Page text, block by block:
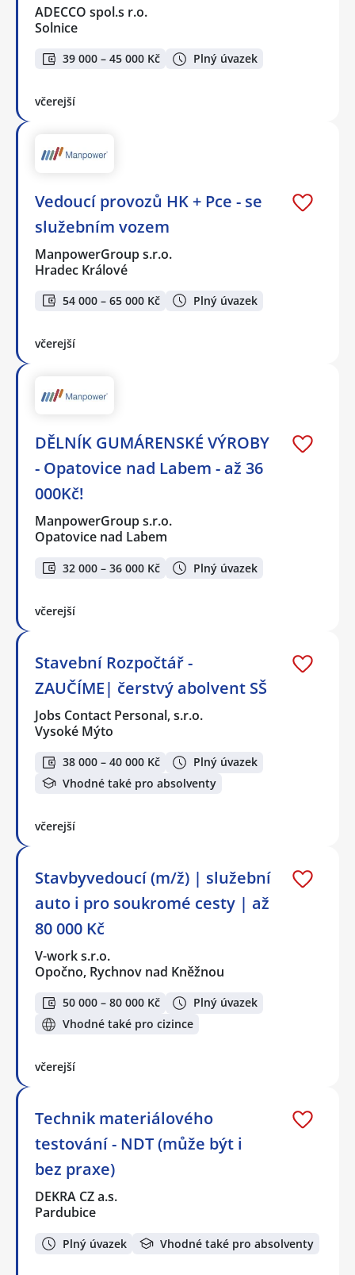
ADECCO spol.s r.o.
Solnice
39 000 – 45 000 Kč Plný úvazek
včerejší
Vedoucí provozů HK + Pce - se
služebním vozem
ManpowerGroup s.r.o.
Hradec Králové
54 000 – 65 000 Kč Plný úvazek
včerejší
DĚLNÍK GUMÁRENSKÉ VÝROBY
- Opatovice nad Labem - až 36
000Kč!
ManpowerGroup s.r.o.
Opatovice nad Labem
32 000 – 36 000 Kč Plný úvazek
včerejší
Stavební Rozpočtář -
ZAUČÍME| čerstvý abolvent SŠ
Jobs Contact Personal, s.r.o.
Vysoké Mýto
38 000 – 40 000 Kč
Plný úvazek
Vhodné také pro absolventy
včerejší
Stavbyvedoucí (m/ž) | služební
auto i pro soukromé cesty | až
80 000 Kč
V-work s.r.o.
Opočno, Rychnov nad Kněžnou
50 000 – 80 000 Kč
Plný úvazek
Vhodné také pro cizince
včerejší
Technik materiálového
testování - NDT (může být i
bez praxe)
DEKRA CZ a.s.
Pardubice
Plný úvazek Vhodné také pro absolventy